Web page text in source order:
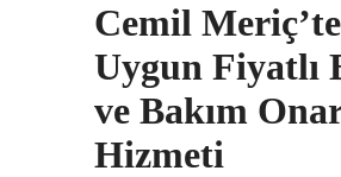
Cemil Meriç’te
Uygun Fiyatlı
ve Bakım
Hizmeti